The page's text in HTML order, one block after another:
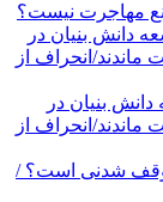
مهاجرت نیست؟
بنیان در
انحراف از